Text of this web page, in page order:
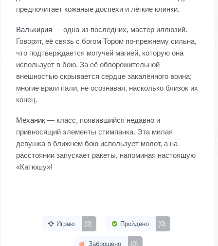
предпочитает кожаные доспехи и лёгкие клинки.
Валькирия — одна из последних, мастер иллюзий.
Говорят, её связь с богом Тором по-прежнему сильна,
что подтверждается могучей магией, которую она
использует в бою. За её обворожительной
внешностью скрывается сердце закалённого воина;
многие враги пали, не осознавая, насколько близок их
конец.
Механик — класс, появившийся недавно и
привносящий элементы стимпанка. Эта милая
девушка в ближнем бою использует молот, а на
расстоянии запускает ракеты, напоминая настоящую
«Катюшу»!
Играю (0) Пройдено (0)
Заброшено (0)